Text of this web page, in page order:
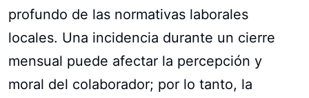
profundo de las normativas laborales
locales. Una incidencia durante un cierre
mensual puede afectar la percepción y
moral del colaborador; por lo tanto, la